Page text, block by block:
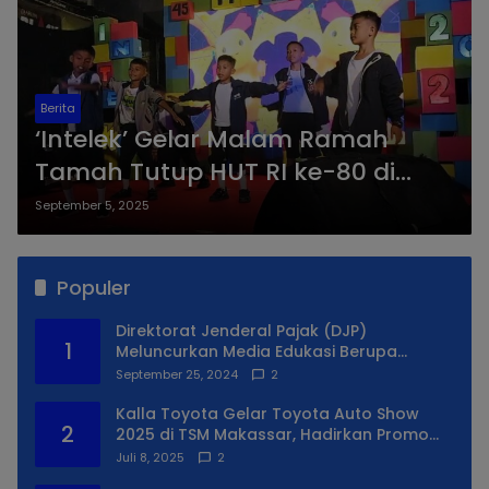
Berita
‘Intelek’ Gelar Malam Ramah
Tamah Tutup HUT RI ke-80 di
Mangasa Makassar
September 5, 2025
Populer
1
Direktorat Jenderal Pajak (DJP)
Meluncurkan Media Edukasi Berupa
Simulator Coretax
September 25, 2024 2
2
Kalla Toyota Gelar Toyota Auto Show
2025 di TSM Makassar, Hadirkan Promo
Spesial
Juli 8, 2025 2